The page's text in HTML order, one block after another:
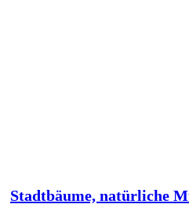
Stadtbäume, natürliche